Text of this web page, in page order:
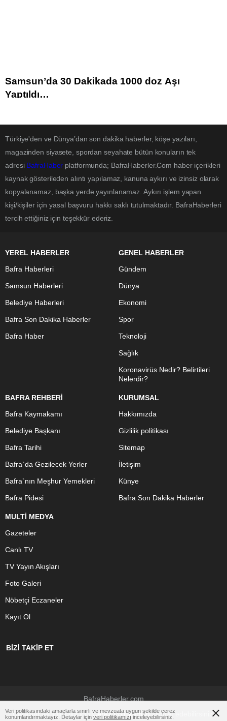
Samsun’da 30 Dakikada 1000 doz Aşı
Yaptıldı…
Türkiye'den ve Dünya’dan son dakika haberler, köşe yazıları,
magazinden siyasete, spordan seyahate bütün konuların tek
adresi BafraHaber platformunda; BafraHaberler.Com haber içerikleri
kaynak gösterileden alıntı yapılamaz, kanuna aykırı ve izinsiz olarak
kopyalanamaz, başka yerde yayınlanamaz. Aykırı işlem yapan
kişi/kişiler için yasal başvuru hakkı saklı tutulmaktadır. BafraHaberleri
tercih ettiğiniz için teşekkür ederiz.
YEREL HABERLER
Bafra Haberleri
Samsun Haberleri
Belediye Haberleri
Bafra Son Dakika Haberler
Bafra Haber
GENEL HABERLER
Gündem
Dünya
Ekonomi
Spor
Teknoloji
Sağlık
Koronavirüs Nedir? Belirtileri
Nelerdir?
BAFRA REHBERİ
Bafra Kaymakamı
Belediye Başkanı
Bafra Tarihi
Bafra`da Gezilecek Yerler
Bafra`nın Meşhur Yemekleri
Bafra Pidesi
KURUMSAL
Hakkımızda
Gizlilik politikası
Sitemap
İletişim
Künye
Bafra Son Dakika Haberler
MULTİ MEDYA
Gazeteler
Canlı TV
TV Yayın Akışları
Foto Galeri
Nöbetçi Eczaneler
Kayıt Ol
BİZİ TAKİP ET
BafraHaberler.com
Çerezler ile ilgili bilgi için Çerez Politikamızıziyaret edebilirsiniz.
Veri politikasındaki amaçlarla sınırlı ve mevzuata uygun şekilde çerez
konumlandırmaktayız. Detaylar için veri politikamızı inceleyebilirsiniz.